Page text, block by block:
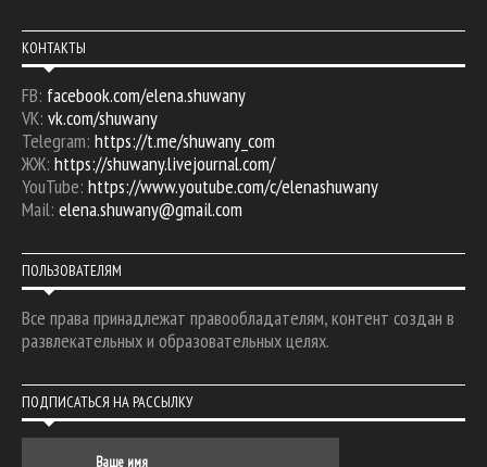
КОНТАКТЫ
FB: facebook.com/elena.shuwany
VK: vk.com/shuwany
Telegram: https://t.me/shuwany_com
ЖЖ: https://shuwany.livejournal.com/
YouTube: https://www.youtube.com/c/elenashuwany
Mail: elena.shuwany@gmail.com
ПОЛЬЗОВАТЕЛЯМ
Все права принадлежат правообладателям, контент создан в
развлекательных и образовательных целях.
ПОДПИСАТЬСЯ НА РАССЫЛКУ
Ваше имя